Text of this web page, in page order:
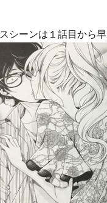
シーンは１話目から早